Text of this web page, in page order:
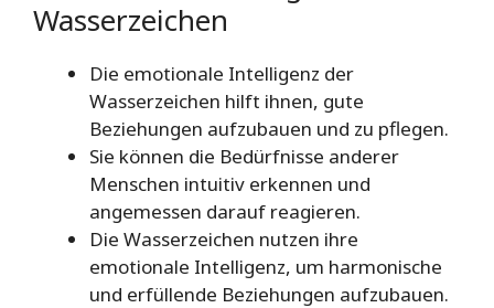
Wasserzeichen
Die emotionale Intelligenz der
Wasserzeichen hilft ihnen, gute
Beziehungen aufzubauen und zu pflegen.
Sie können die Bedürfnisse anderer
Menschen intuitiv erkennen und
angemessen darauf reagieren.
Die Wasserzeichen nutzen ihre
emotionale Intelligenz, um harmonische
und erfüllende Beziehungen aufzubauen.